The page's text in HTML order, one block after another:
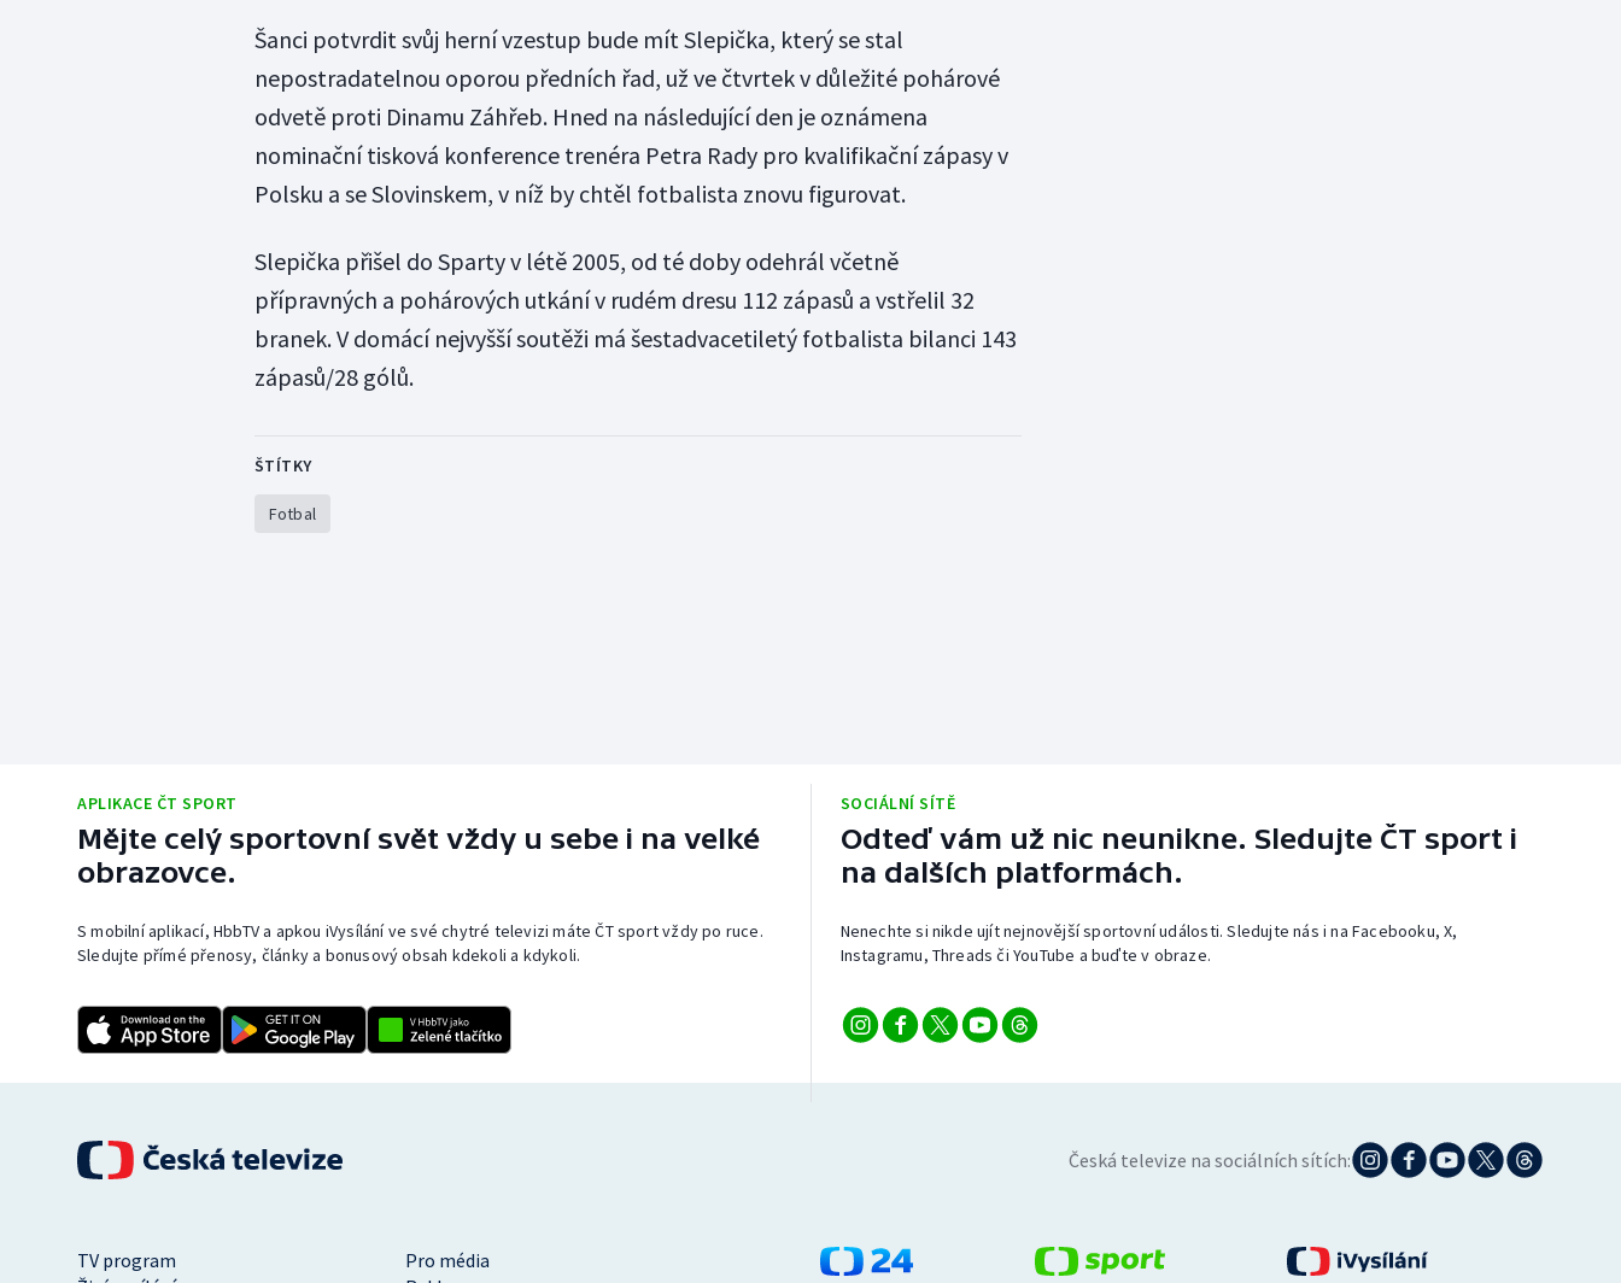
Šanci potvrdit svůj herní vzestup bude mít Slepička, který se stal
nepostradatelnou oporou předních řad, už ve čtvrtek v důležité pohárové
odvetě proti Dinamu Záhřeb. Hned na následující den je oznámena
nominační tisková konference trenéra Petra Rady pro kvalifikační zápasy v
Polsku a se Slovinskem, v níž by chtěl fotbalista znovu figurovat.
Slepička přišel do Sparty v létě 2005, od té doby odehrál včetně
přípravných a pohárových utkání v rudém dresu 112 zápasů a vstřelil 32
branek. V domácí nejvyšší soutěži má šestadvacetiletý fotbalista bilanci 143
zápasů/28 gólů.
ŠTÍTKY
Fotbal
APLIKACE ČT SPORT
Mějte celý sportovní svět vždy u sebe i na velké
obrazovce.
S mobilní aplikací, HbbTV a apkou iVysílání ve své chytré televizi máte ČT sport vždy po ruce.
Sledujte přímé přenosy, články a bonusový obsah kdekoli a kdykoli.
SOCIÁLNÍ SÍTĚ
Odteď vám už nic neunikne. Sledujte ČT sport i
na dalších platformách.
Nenechte si nikde ujít nejnovější sportovní události. Sledujte nás i na Facebooku, X,
Instagramu, Threads či YouTube a buďte v obraze.
Česká televize na sociálních sítích:
TV program
Pro média